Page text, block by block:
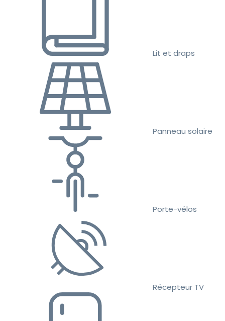
Lit et draps
Panneau solaire
Porte-vélos
Récepteur TV